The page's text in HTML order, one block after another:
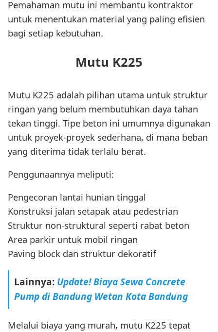
Pemahaman mutu ini membantu kontraktor
untuk menentukan material yang paling efisien
bagi setiap kebutuhan.
Mutu K225
Mutu K225 adalah pilihan utama untuk struktur
ringan yang belum membutuhkan daya tahan
tekan tinggi. Tipe beton ini umumnya digunakan
untuk proyek-proyek sederhana, di mana beban
yang diterima tidak terlalu berat.
Penggunaannya meliputi:
Pengecoran lantai hunian tinggal
Konstruksi jalan setapak atau pedestrian
Struktur non-struktural seperti rabat beton
Area parkir untuk mobil ringan
Paving block dan struktur dekoratif
Lainnya: Update! Biaya Sewa Concrete
Pump di Bandung Wetan Kota Bandung
Melalui biaya yang murah, mutu K225 tepat